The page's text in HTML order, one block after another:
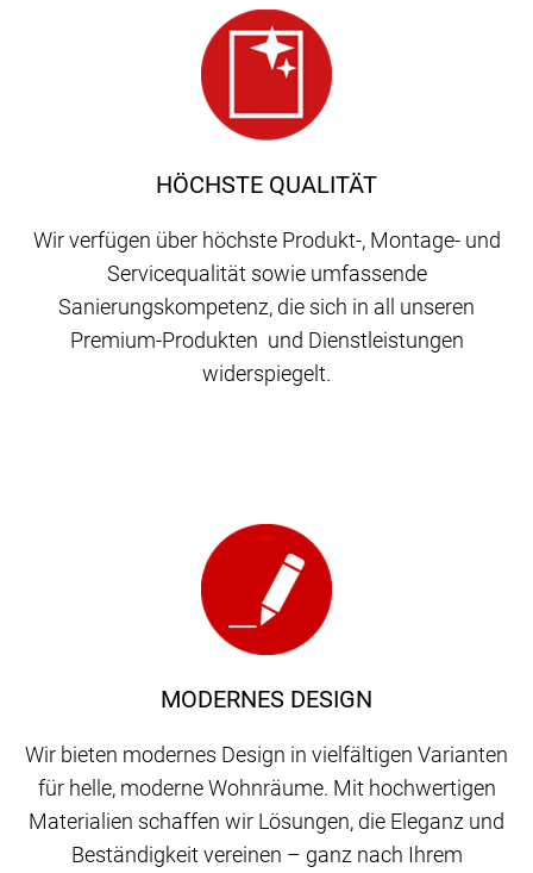
HÖCHSTE QUALITÄT
Wir verfügen über höchste Produkt-, Montage- und
Servicequalität sowie umfassende
Sanierungskompetenz, die sich in all unseren
Premium-Produkten und Dienstleistungen
widerspiegelt.
MODERNES DESIGN
Wir bieten modernes Design in vielfältigen Varianten
für helle, moderne Wohnräume. Mit hochwertigen
Materialien schaffen wir Lösungen, die Eleganz und
Beständigkeit vereinen – ganz nach Ihrem